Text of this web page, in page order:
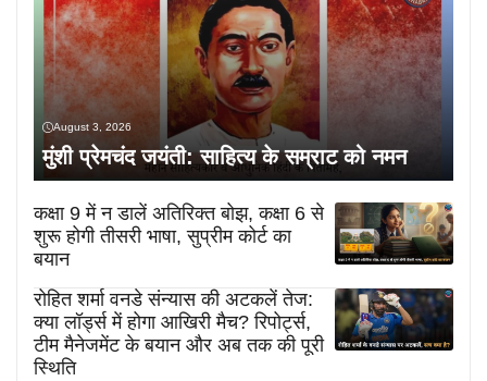
August 3, 2026
मुंशी प्रेमचंद जयंती: साहित्य के सम्राट को नमन
कक्षा 9 में न डालें अतिरिक्त बोझ, कक्षा 6 से
शुरू होगी तीसरी भाषा, सुप्रीम कोर्ट का
बयान
रोहित शर्मा वनडे संन्यास की अटकलें तेज:
क्या लॉर्ड्स में होगा आखिरी मैच? रिपोर्ट्स,
टीम मैनेजमेंट के बयान और अब तक की पूरी
स्थिति